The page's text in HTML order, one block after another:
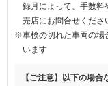
録月によって、手数料
売店にお問合せくださ
※車検の切れた車両の場
います
【ご注意】以下の場